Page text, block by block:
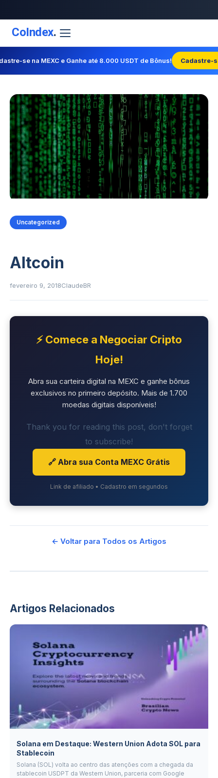
CoIndex.
se na MEXC e Ganhe até 8.000 USDT de Bônus! Cadastre-
Uncategorized
Altcoin
fevereiro 9, 2018ClaudeBR
⚡ Comece a Negociar Cripto
Hoje!
Abra sua carteira digital na MEXC e ganhe bônus
exclusivos no primeiro depósito. Mais de 1.700
moedas digitais disponíveis!
Thank you for reading this post, don't forget
to subscribe!
🔗 Abra sua Conta MEXC Grátis
Link de afiliado • Cadastro em segundos
← Voltar para Todos os Artigos
Artigos Relacionados
Solana em Destaque: Western Union Adota SOL para
Stablecoin
Solana (SOL) volta ao centro das atenções com a chegada da
stablecoin USDPT da Western Union, parceria com Google